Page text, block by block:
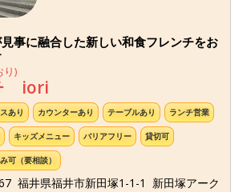
事に融合した新しい和食フレンチをお
)
iori
あり カウンターあり テーブルあり ランチ営業
キッズメニュー バリアフリー 貸切可
可（要相談）
福井県福井市新田塚1-1-1 新田塚アーク